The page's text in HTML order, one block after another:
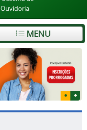
Ouvidoria
MENU